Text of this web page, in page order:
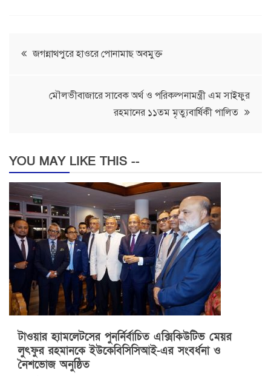
Post
জগন্নাথপুরে হাওরে পোনামাছ অবমুক্ত
মৌলভীবাজারে সাবেক অর্থ ও পরিকল্পনামন্ত্রী এম সাইফুর
রহমানের ১১তম মৃত্যুবার্ষিকী পালিত
YOU MAY LIKE THIS --
টাওয়ার হ্যামলেটসের পুনর্নির্বাচিত এক্সিকিউটিভ মেয়র
লুৎফুর রহমানকে ইউকেবিসিসিআই-এর সংবর্ধনা ও
নৈশভোজ অনুষ্ঠিত